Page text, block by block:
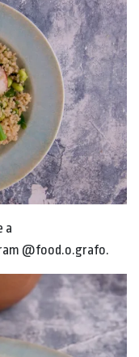
a
@food.o.grafo.